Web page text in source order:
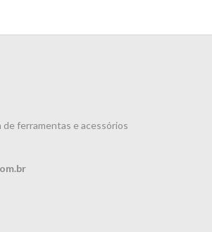
de ferramentas e acessórios